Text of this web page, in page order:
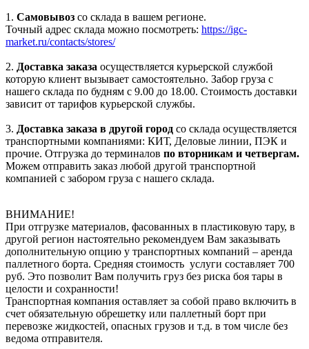
1. Самовывоз со склада в вашем регионе.
Точный адрес склада можно посмотреть: https://igc-
market.ru/contacts/stores/
2. Доставка заказа осуществляется курьерской службой
которую клиент вызывает самостоятельно. Забор груза с
нашего склада по будням с 9.00 до 18.00. Стоимость доставки
зависит от тарифов курьерской службы.
3. Доставка заказа в другой город со склада осуществляется
транспортными компаниями: КИТ, Деловые линии, ПЭК и
прочие. Отгрузка до терминалов по вторникам и четвергам.
Можем отправить заказ любой другой транспортной
компанией с забором груза с нашего склада.
ВНИМАНИЕ!
При отгрузке материалов, фасованных в пластиковую тару, в
другой регион настоятельно рекомендуем Вам заказывать
дополнительную опцию у транспортных компаний – аренда
паллетного борта. Средняя стоимость услуги составляет 700
руб. Это позволит Вам получить груз без риска боя тары в
целости и сохранности!
Транспортная компания оставляет за собой право включить в
счет обязательную обрешетку или паллетный борт при
перевозке жидкостей, опасных грузов и т.д. в том числе без
ведома отправителя.